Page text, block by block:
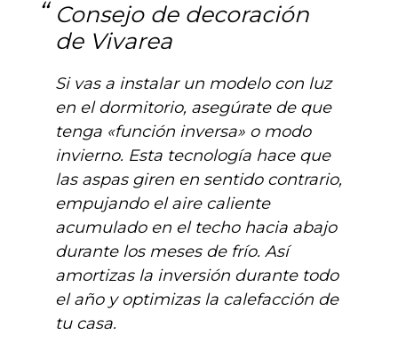
Consejo de decoración
de Vivarea
Si vas a instalar un modelo con luz
en el dormitorio, asegúrate de que
tenga «función inversa» o modo
invierno. Esta tecnología hace que
las aspas giren en sentido contrario,
empujando el aire caliente
acumulado en el techo hacia abajo
durante los meses de frío. Así
amortizas la inversión durante todo
el año y optimizas la calefacción de
tu casa.